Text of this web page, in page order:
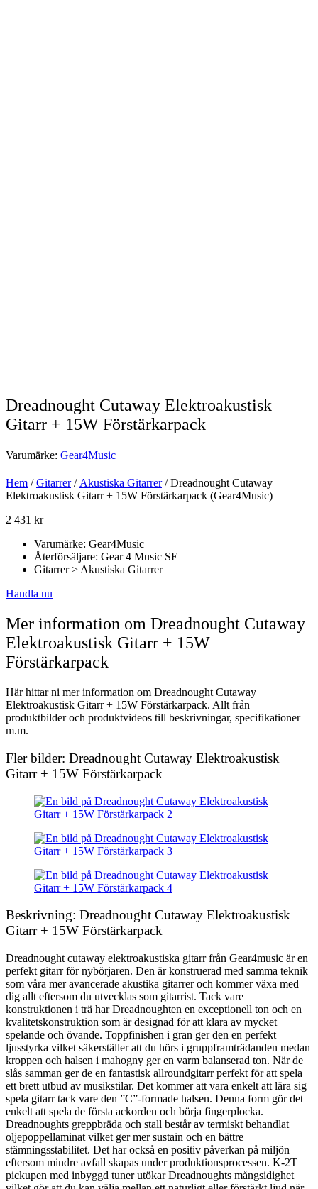
Dreadnought Cutaway Elektroakustisk
Gitarr + 15W Förstärkarpack
Varumärke: Gear4Music
Hem /Gitarrer/Akustiska Gitarrer/ Dreadnought Cutaway
Elektroakustisk Gitarr + 15W Förstärkarpack (Gear4Music)
2 431 kr
Varumärke: Gear4Music
Återförsäljare: Gear 4 Music SE
Gitarrer > Akustiska Gitarrer
Handla nu
Mer information om Dreadnought Cutaway
Elektroakustisk Gitarr + 15W
Förstärkarpack
Här hittar ni mer information om Dreadnought Cutaway
Elektroakustisk Gitarr + 15W Förstärkarpack. Allt från
produktbilder och produktvideos till beskrivningar, specifikationer
m.m.
Fler bilder: Dreadnought Cutaway Elektroakustisk
Gitarr + 15W Förstärkarpack
Beskrivning: Dreadnought Cutaway Elektroakustisk
Gitarr + 15W Förstärkarpack
Dreadnought cutaway elektroakustiska gitarr från Gear4music är en
perfekt gitarr för nybörjaren. Den är konstruerad med samma teknik
som våra mer avancerade akustika gitarrer och kommer växa med
dig allt eftersom du utvecklas som gitarrist. Tack vare
konstruktionen i trä har Dreadnoughten en exceptionell ton och en
kvalitetskonstruktion som är designad för att klara av mycket
spelande och övande. Toppfinishen i gran ger den en perfekt
ljusstyrka vilket säkerställer att du hörs i gruppframträdanden medan
kroppen och halsen i mahogny ger en varm balanserad ton. När de
slås samman ger de en fantastisk allroundgitarr perfekt för att spela
ett brett utbud av musikstilar. Det kommer att vara enkelt att lära sig
spela gitarr tack vare den ”C”-formade halsen. Denna form gör det
enkelt att spela de första ackorden och börja fingerplocka.
Dreadnoughts greppbräda och stall består av termiskt behandlat
oljepoppellaminat vilket ger mer sustain och en bättre
stämningsstabilitet. Det har också en positiv påverkan på miljön
eftersom mindre avfall skapas under produktionsprocessen. K-2T
pickupen med inbyggd tuner utökar Dreadnoughts mångsidighet